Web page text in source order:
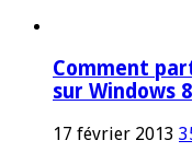
Comment
sur Windows 8
17 février 2013